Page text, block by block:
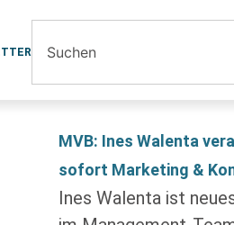
MVB: Ines Walenta
sofort Marketing &
Ines Walenta ist